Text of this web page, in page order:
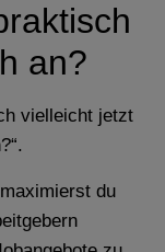
an?
vielleicht jetzt
du